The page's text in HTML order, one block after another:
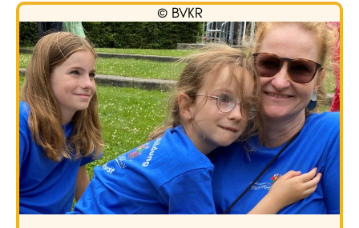
© BVKR